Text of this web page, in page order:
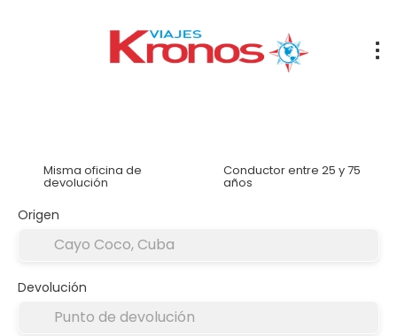
Misma oficina de
devolución
Conductor entre 25 y 75
años
Origen
Devolución